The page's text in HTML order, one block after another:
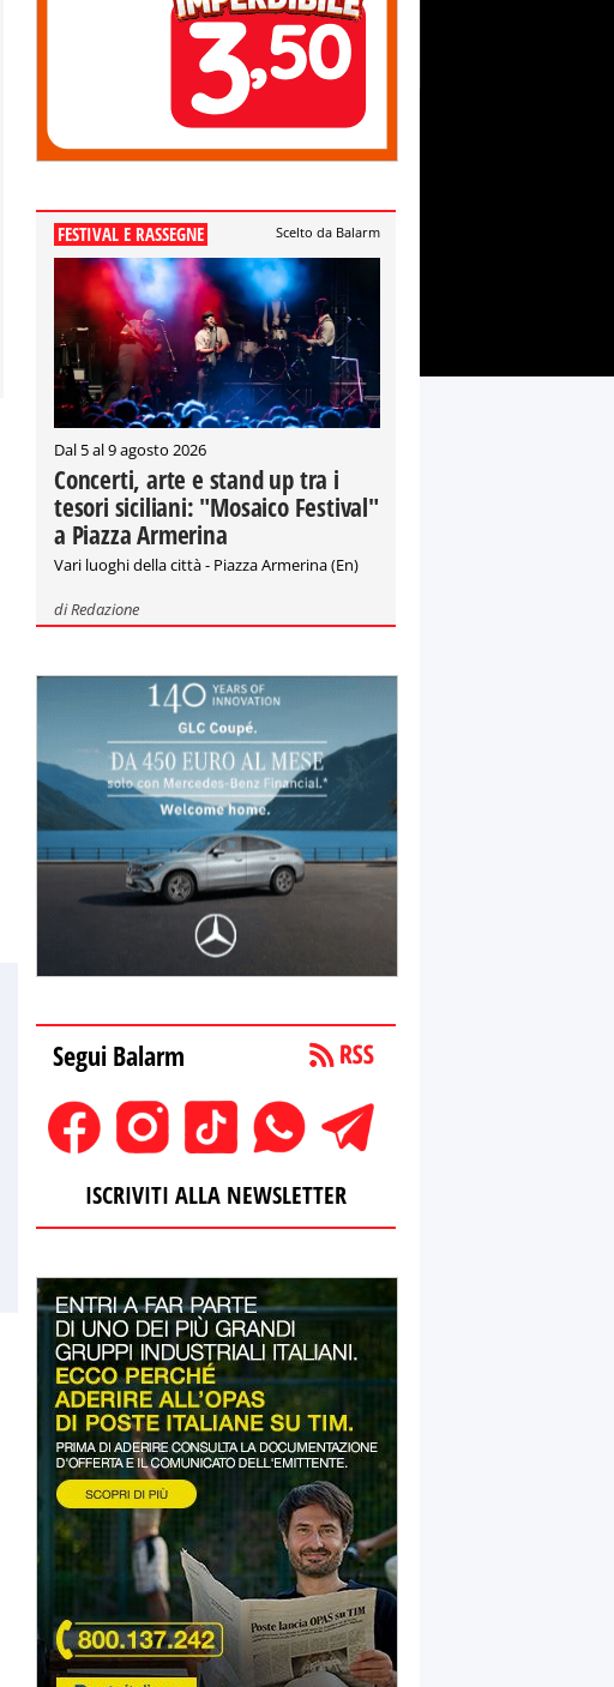
FESTIVAL E RASSEGNE Scelto da Balarm
Dal 5 al 9 agosto 2026
Concerti, arte e stand up tra i
tesori siciliani: "Mosaico Festival"
a Piazza Armerina
Vari luoghi della città - Piazza Armerina (En)
diRedazione
Segui Balarm
ISCRIVITI ALLA NEWSLETTER